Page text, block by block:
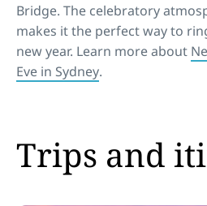
Bridge. The celebratory
makes it the perfect way to
new year. Learn more about
Eve in Sydney.
Trips and